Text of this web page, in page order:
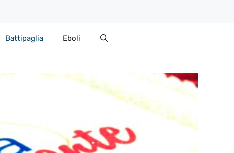
Battipaglia Eboli